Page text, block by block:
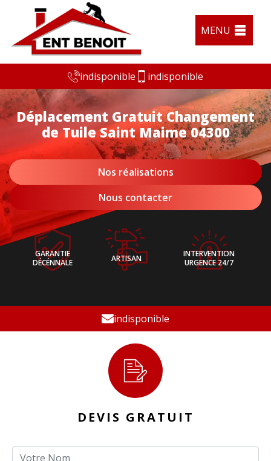
MENU
indisponible indisponible
Déplacement Gratuit Changement
de Tuile Saint Maime 04300
Nos réalisations
Nous contacter
GARANTIE
DÉCÉNNALE
ARTISAN
INTERVENTION
URGENCE 24/7
indisponible
DEVIS GRATUIT